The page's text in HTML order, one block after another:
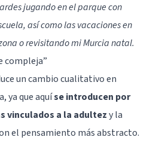
jugando en el parque con
así como las vacaciones en
o revisitando mi Murcia natal.
compleja”
un cambio cualitativo en
ya que aquíse introducen por
vinculados a la adultezy la
el pensamiento más abstracto.